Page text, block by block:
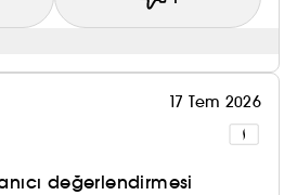
17 Tem 2026
değerlendirmesi